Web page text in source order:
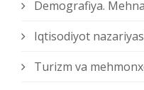
Demografiya.
Iqtisodiyot
Turizm va